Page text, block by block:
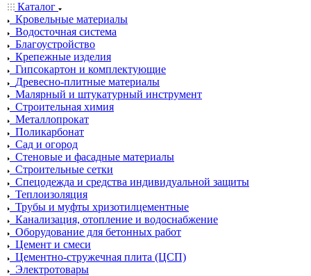
Каталог
Кровельные материалы
Водосточная система
Благоустройство
Крепежные изделия
Гипсокартон и комплектующие
Древесно-плитные материалы
Малярный и штукатурный инструмент
Строительная химия
Металлопрокат
Поликарбонат
Сад и огород
Стеновые и фасадные материалы
Строительные сетки
Спецодежда и средства индивидуальной защиты
Теплоизоляция
Трубы и муфты хризотилцементные
Канализация, отопление и водоснабжение
Оборудование для бетонных работ
Цемент и смеси
Цементно-стружечная плита (ЦСП)
Электротовары